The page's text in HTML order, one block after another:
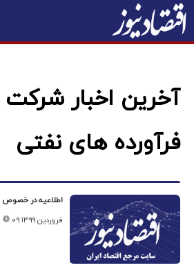
آخرین اخبار
فرآورده های نفتی
اطلاعیه در خصوص
۰۹ فروردین ۱۳۹۹